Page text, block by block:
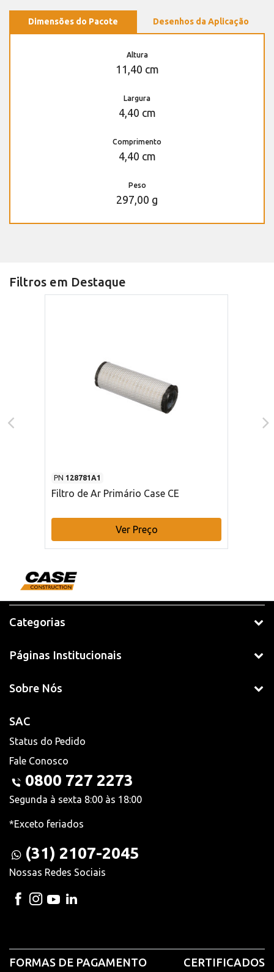
Dimensões do Pacote Desenhos da Aplicação
Altura
11,40 cm
Largura
4,40 cm
Comprimento
4,40 cm
Peso
297,00 g
Filtros em Destaque
PN 128781A1
Filtro de Ar Primário Case CE
Ver Preço
Categorias
Páginas Institucionais
Sobre Nós
SAC
Status do Pedido
Fale Conosco
0800 727 2273
Segunda à sexta 8:00 às 18:00
*Exceto feriados
(31) 2107-2045
Nossas Redes Sociais
FORMAS DE PAGAMENTO CERTIFICADOS